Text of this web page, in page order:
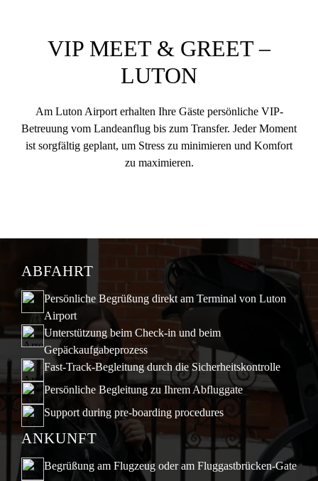
VIP MEET & GREET –
LUTON
Am Luton Airport erhalten Ihre Gäste persönliche VIP-
Betreuung vom Landeanflug bis zum Transfer. Jeder Moment
ist sorgfältig geplant, um Stress zu minimieren und Komfort
zu maximieren.
ABFAHRT
Persönliche Begrüßung direkt am Terminal von Luton
Airport
Unterstützung beim Check-in und beim
Gepäckaufgabeprozess
Fast-Track-Begleitung durch die Sicherheitskontrolle
Persönliche Begleitung zu Ihrem Abfluggate
Support during pre-boarding procedures
ANKUNFT
Begrüßung am Flugzeug oder am Fluggastbrücken-Gate